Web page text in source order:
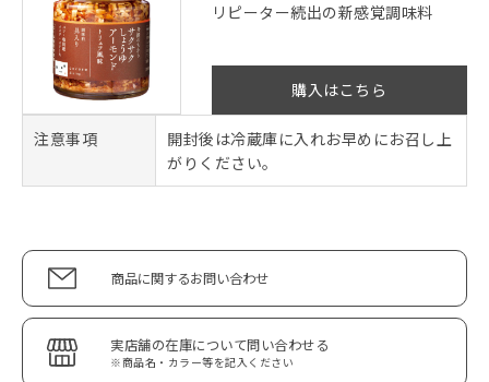
リピーター続出の新感覚調味料
購入はこちら
注意事項
開封後は冷蔵庫に入れお早めにお召し上
がりください。
商品に関するお問い合わせ
実店舗の在庫について問い合わせる
※商品名・カラー等を記入ください